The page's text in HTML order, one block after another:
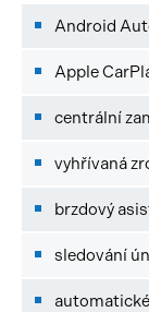
Android
Apple
centrální
vyhřívaná
brzdový
sledování